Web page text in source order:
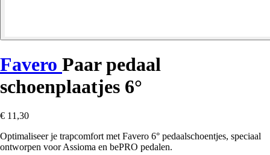
Favero Paar pedaal
schoenplaatjes 6°
€ 11,30
Optimaliseer je trapcomfort met Favero 6° pedaalschoentjes, speciaal
ontworpen voor Assioma en bePRO pedalen.